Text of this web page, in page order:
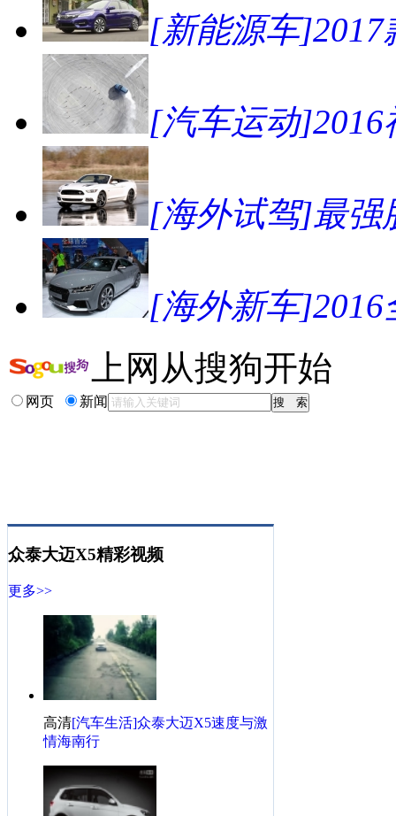
[新能源车
[汽车运动]2016
[海外试驾]最强
[海外新车]2016
上网从搜狗开始
网页 新闻
众泰大迈X5精彩视频
更多>>
高清[汽车生活]众泰大迈X5速度与激
情海南行